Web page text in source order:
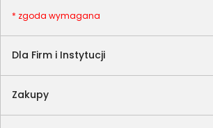
Dla Firm i Instytucji
Zakupy
* zgoda wymagana